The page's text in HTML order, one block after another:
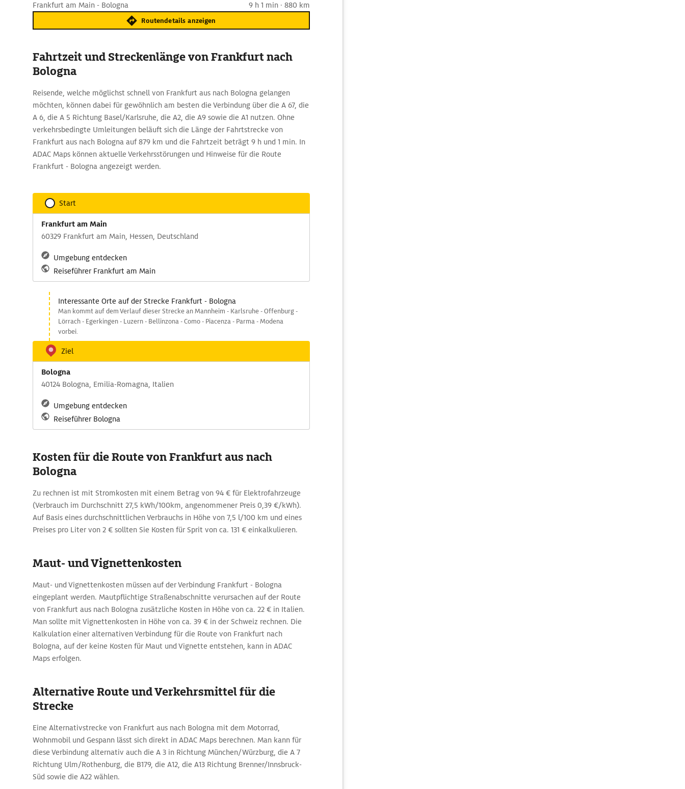
Frankfurt am Main - Bologna 9 h 1 min · 880 km
Routendetails anzeigen
Fahrtzeit und Streckenlänge von Frankfurt nach
Bologna
Reisende, welche möglichst schnell von Frankfurt aus nach Bologna gelangen
möchten, können dabei für gewöhnlich am besten die Verbindung über die A 67, die
A 6, die A 5 Richtung Basel/Karlsruhe, die A2, die A9 sowie die A1 nutzen. Ohne
verkehrsbedingte Umleitungen beläuft sich die Länge der Fahrtstrecke von
Frankfurt aus nach Bologna auf 879 km und die Fahrtzeit beträgt 9 h und 1 min. In
ADAC Maps können aktuelle Verkehrsstörungen und Hinweise für die Route
Frankfurt - Bologna angezeigt werden.
Start
Frankfurt am Main
60329 Frankfurt am Main, Hessen, Deutschland
Umgebung entdecken
Reiseführer Frankfurt am Main
Interessante Orte auf der Strecke Frankfurt - Bologna
Man kommt auf dem Verlauf dieser Strecke an Mannheim - Karlsruhe - Offenburg -
Lörrach - Egerkingen - Luzern - Bellinzona - Como - Piacenza - Parma - Modena
vorbei.
Ziel
Bologna
40124 Bologna, Emilia-Romagna, Italien
Umgebung entdecken
Reiseführer Bologna
Kosten für die Route von Frankfurt aus nach
Bologna
Zu rechnen ist mit Stromkosten mit einem Betrag von 94 € für Elektrofahrzeuge
(Verbrauch im Durchschnitt 27,5 kWh/100km, angenommener Preis 0,39 €/kWh).
Auf Basis eines durchschnittlichen Verbrauchs in Höhe von 7,5 l/100 km und eines
Preises pro Liter von 2 € sollten Sie Kosten für Sprit von ca. 131 € einkalkulieren.
Maut- und Vignettenkosten
Maut- und Vignettenkosten müssen auf der Verbindung Frankfurt - Bologna
eingeplant werden. Mautpflichtige Straßenabschnitte verursachen auf der Route
von Frankfurt aus nach Bologna zusätzliche Kosten in Höhe von ca. 22 € in Italien.
Man sollte mit Vignettenkosten in Höhe von ca. 39 € in der Schweiz rechnen. Die
Kalkulation einer alternativen Verbindung für die Route von Frankfurt nach
Bologna, auf der keine Kosten für Maut und Vignette entstehen, kann in ADAC
Maps erfolgen.
Alternative Route und Verkehrsmittel für die
Strecke
Eine Alternativstrecke von Frankfurt aus nach Bologna mit dem Motorrad,
Wohnmobil und Gespann lässt sich direkt in ADAC Maps berechnen. Man kann für
diese Verbindung alternativ auch die A 3 in Richtung München/Würzburg, die A 7
Richtung Ulm/Rothenburg, die B179, die A12, die A13 Richtung Brenner/Innsbruck-
Süd sowie die A22 wählen.